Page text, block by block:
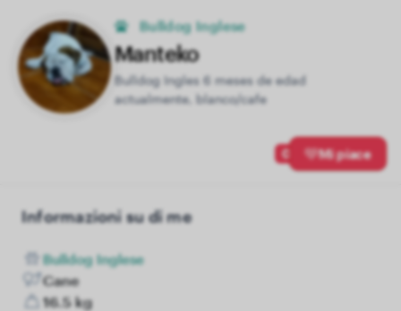
Bulldog Inglese
Manteko
Bulldog Ingles 6 meses de edad
actualmente, blanco/cafe
0 Mi piace
Informazioni su di me
Bulldog Inglese
Cane
16.5 kg